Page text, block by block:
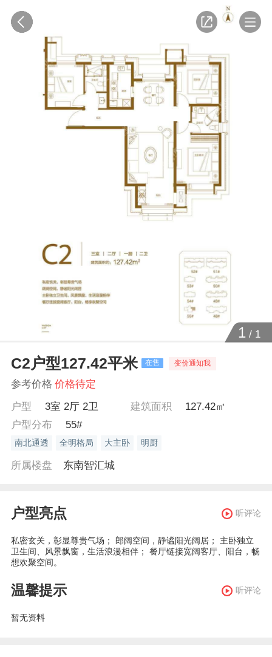
1 / 1
C2户型127.42平米 在售 变价通知我
参考价格 价格待定
户型
3室 2厅 2卫 建筑面积
127.42㎡
户型分布
55#
南北通透 全明格局 大主卧 明厨
所属楼盘 东南智汇城
户型亮点 听评论
私密玄关，彰显尊贵气场； 郎阔空间，静谧阳光阔居； 主卧独立
卫生间、风景飘窗，生活浪漫相伴； 餐厅链接宽阔客厅、阳台，畅
想欢聚空间。
温馨提示 听评论
暂无资料